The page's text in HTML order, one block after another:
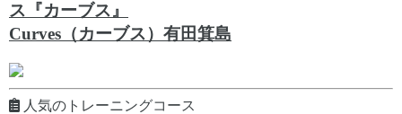
ス『カーブス』
Curves（カーブス）有田箕島
人気のトレーニングコース